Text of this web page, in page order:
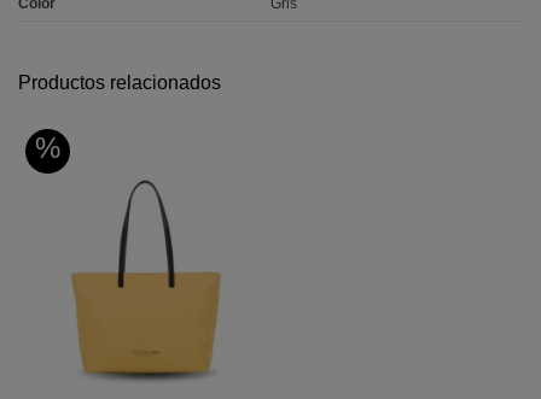
Color Gris
Productos relacionados
%